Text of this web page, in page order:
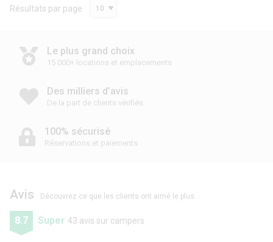
Résultats par page 10
Le plus grand choix
15 000+ locations et emplacements
Des milliers d’avis
De la part de clients vérifiés
100% sécurisé
Réservations et paiements
Avis Découvrez ce que les clients ont aimé le plus
8.7 Super 43 avis sur campers